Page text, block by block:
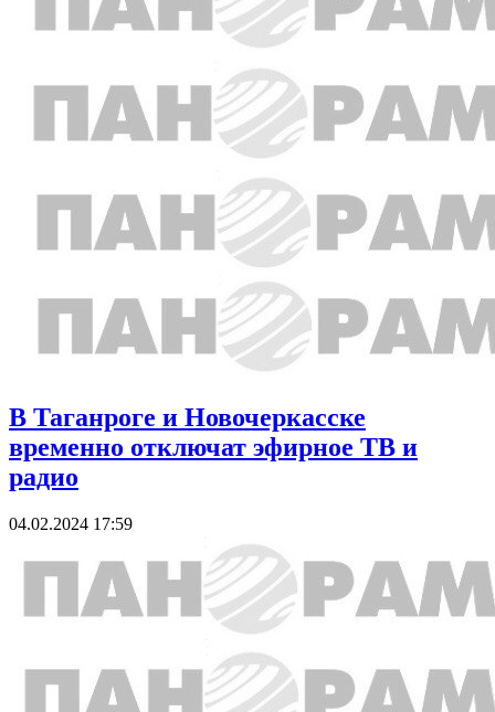
В Таганроге и Новочеркасске
временно отключат эфирное ТВ и
радио
04.02.2024 17:59